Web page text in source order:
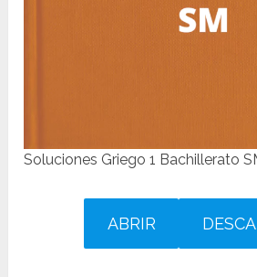
Soluciones Griego 1 Bachillerato
ABRIR